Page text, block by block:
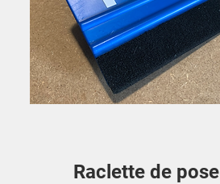
Raclette de pose